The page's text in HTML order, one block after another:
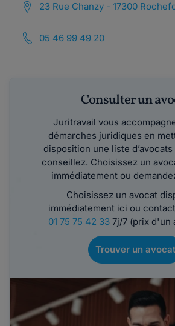
23 Rue Chanzy - 17300
05 46 99 49 20
Consulter un
Juritravail vous
démarches juridiques en
disposition une liste
conseillez. Choisissez un
immédiatement ou
Choisissez un avocat
immédiatement ici ou
01 75 75 42 337j/7 (prix d'un
Trouver un avocat